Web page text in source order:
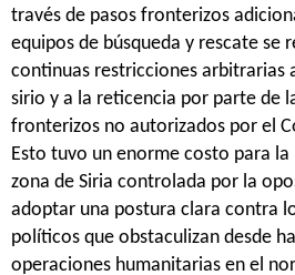
través de pasos fronterizos
equipos de búsqueda y rescate se
continuas restricciones arbitrarias
sirio y a la reticencia por parte de
fronterizos no autorizados por el
Esto tuvo un enorme costo para
zona de Siria controlada por la
adoptar una postura clara contra
políticos que obstaculizan desde
operaciones humanitarias en el